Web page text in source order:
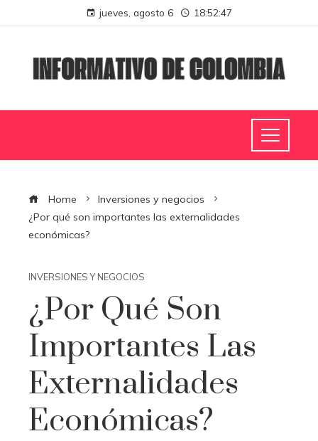
jueves, agosto 6 18:52:47
Home
Inversiones y negocios
¿Por qué son importantes las externalidades
económicas?
INVERSIONES Y NEGOCIOS
¿Por Qué Son
Importantes Las
Externalidades
Económicas?